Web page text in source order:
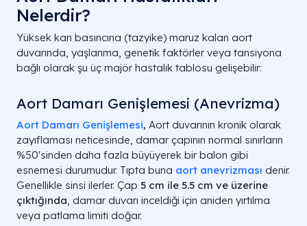
Nelerdir?
Yüksek kan basıncına (tazyike) maruz kalan aort
duvarında, yaşlanma, genetik faktörler veya tansiyona
bağlı olarak şu üç majör hastalık tablosu gelişebilir:
Aort Damarı Genişlemesi (Anevrizma)
Aort Damarı Genişlemesi, Aort duvarının kronik olarak
zayıflaması neticesinde, damar çapının normal sınırların
%50'sinden daha fazla büyüyerek bir balon gibi
esnemesi durumudur. Tıpta buna aort anevrizması denir.
Genellikle sinsi ilerler. Çap 5 cm ile 5.5 cm ve üzerine
çıktığında, damar duvarı inceldiği için aniden yırtılma
veya patlama limiti doğar.